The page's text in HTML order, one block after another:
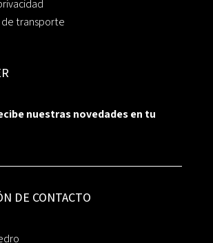
transporte
nuestras novedades en tu
DE CONTACTO